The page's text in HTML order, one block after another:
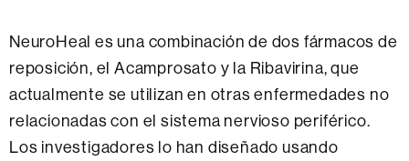
NeuroHeal es una combinación de dos fármacos de
reposición, el Acamprosato y la Ribavirina, que
actualmente se utilizan en otras enfermedades no
relacionadas con el sistema nervioso periférico.
Los investigadores lo han diseñado usando